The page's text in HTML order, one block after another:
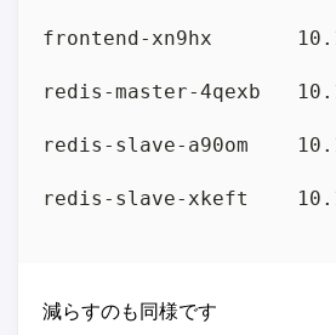
frontend-xn9hx
redis-master-4qexb
redis-slave-a90om
redis-slave-xkeft
減らすのも同様です